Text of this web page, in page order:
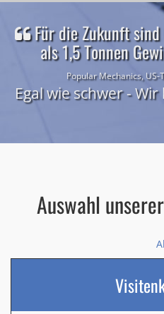
Für die Zukunft
als 1,5 Tonnen
Popular Mechanics,
Egal wie schwer -
Auswahl